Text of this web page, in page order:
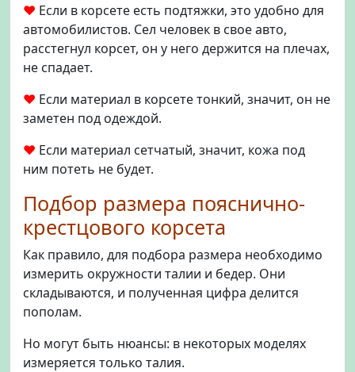
♥ Если в корсете есть подтяжки, это удобно для
автомобилистов. Сел человек в свое авто,
расстегнул корсет, он у него держится на плечах,
не спадает.
♥ Если материал в корсете тонкий, значит, он не
заметен под одеждой.
♥ Если материал сетчатый, значит, кожа под
ним потеть не будет.
Подбор размера пояснично-
крестцового корсета
Как правило, для подбора размера необходимо
измерить окружности талии и бедер. Они
складываются, и полученная цифра делится
пополам.
Но могут быть нюансы: в некоторых моделях
измеряется только талия.